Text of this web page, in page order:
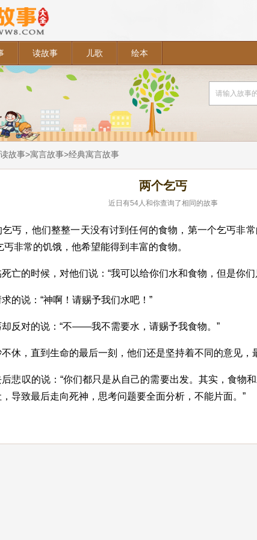
读故事 儿歌 绘本
读故事>寓言故事>经典寓言故事
两个乞丐
近日有54人和你查询了相同的故事
丐，他们整整一天没有讨到任何的食物，第一个乞丐非
丐非常的饥饿，他希望能得到丰富的食物。
亡的时候，对他们说：“我可以给你们水和食物，但是你们
的说：“神啊！请赐予我们水吧！”
反对的说：“不——我不需要水，请赐予我食物。”
休，直到生命的最后一刻，他们还是坚持着不同的意见，
悲叹的说：“你们都只是从自己的需要出发。其实，食物
导致最后走向死神，思考问题要全面分析，不能片面。”